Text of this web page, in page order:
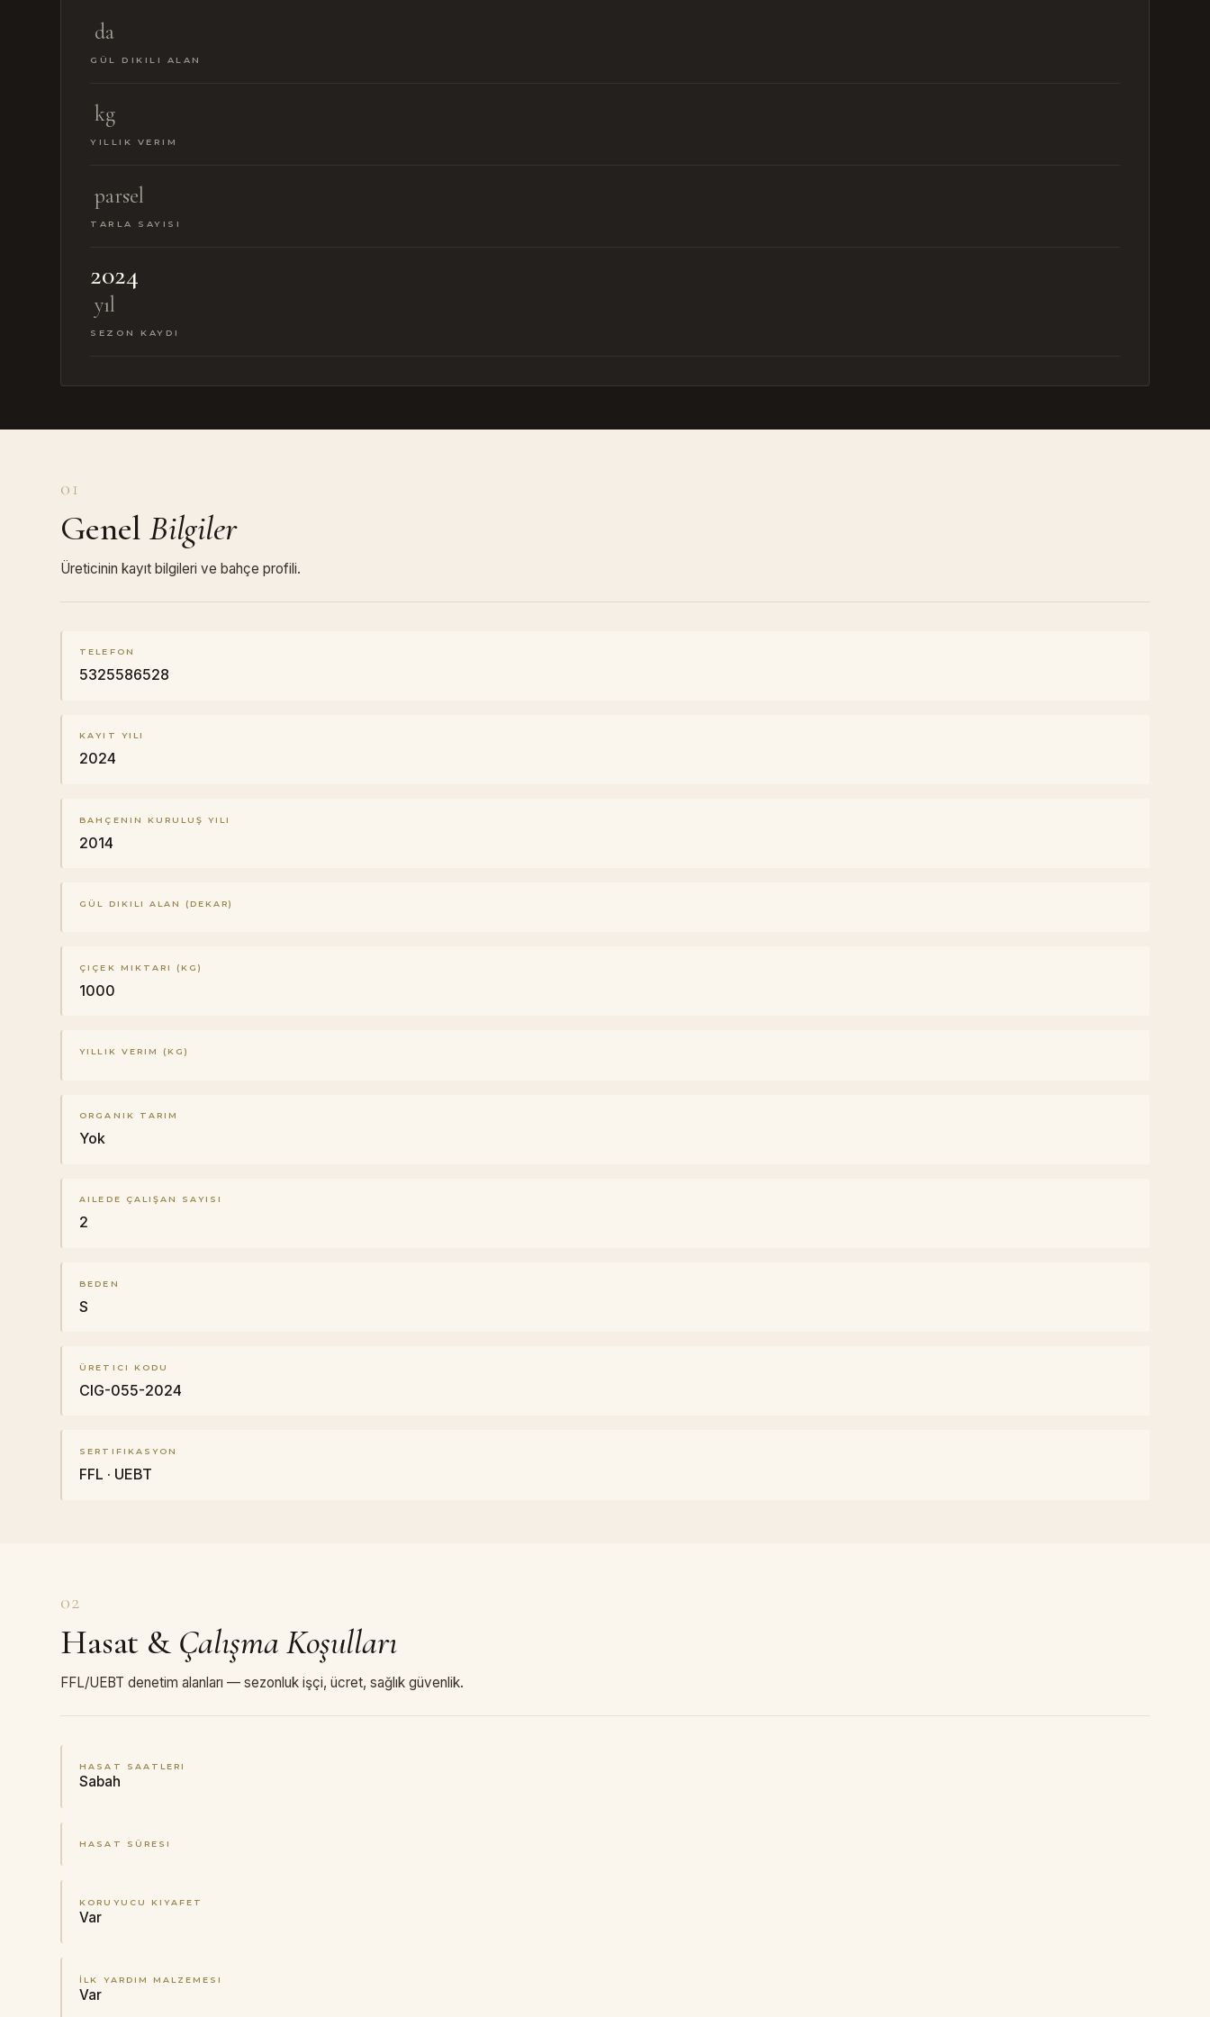
da
GÜL DIKILI ALAN
kg
YILLIK VERIM
parsel
TARLA SAYISI
2024
yıl
SEZON KAYDI
01
GenelBilgiler
Üreticinin kayıt bilgileri ve bahçe profili.
TELEFON
5325586528
KAYIT YILI
2024
BAHÇENIN KURULUŞ YILI
2014
GÜL DIKILI ALAN (DEKAR)
ÇIÇEK MIKTARI (KG)
1000
YILLIK VERIM (KG)
ORGANIK TARIM
Yok
AILEDE ÇALIŞAN SAYISI
2
BEDEN
S
ÜRETICI KODU
CIG-055-2024
SERTIFIKASYON
FFL · UEBT
02
Hasat & Çalışma Koşulları
FFL/UEBT denetim alanları — sezonluk işçi, ücret, sağlık güvenlik.
HASAT SAATLERI
Sabah
HASAT SÜRESI
KORUYUCU KIYAFET
Var
İLK YARDIM MALZEMESI
Var